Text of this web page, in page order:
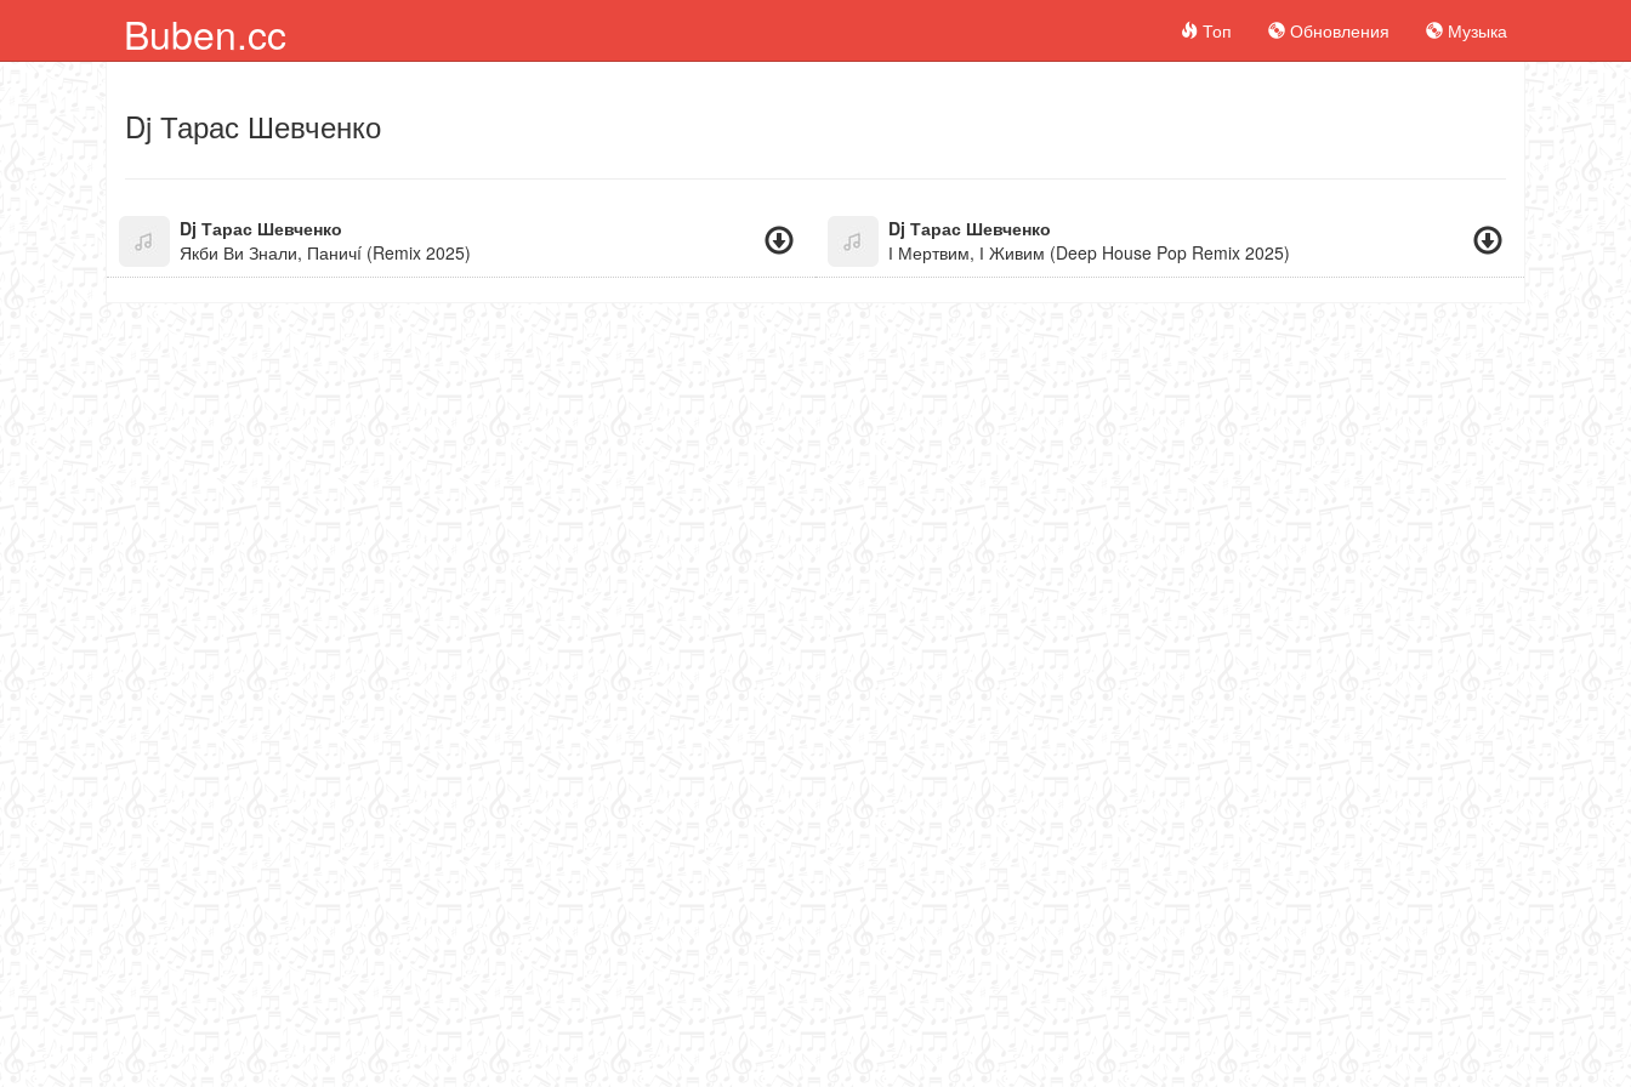
Buben.cc Топ Обновления Музыка
Dj Тарас Шевченко
Dj Тарас Шевченко
Якби Ви Знали, Паничí (Remix 2025)
Dj Тарас Шевченко
І Мертвим, І Живим (Deep House Pop Remix 2025)